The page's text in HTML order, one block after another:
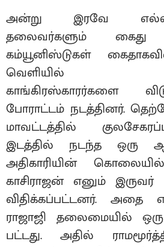
அன்று இரவே
தலைவர்களும் கைது
கம்யூனிஸ்டுகள்
வெளியில்
காங்கிரஸ்காரர்களை
போராட்டம் நடத்தினர்.
மாவட்டத்தில்
இடத்தில் நடந்த ஒரு
அதிகாரியின்
காசிராஜன் எனும்
விதிக்கப்பட்டனர். அதை
ராஜாஜி தலைமையில்
பட்டது. அதில்